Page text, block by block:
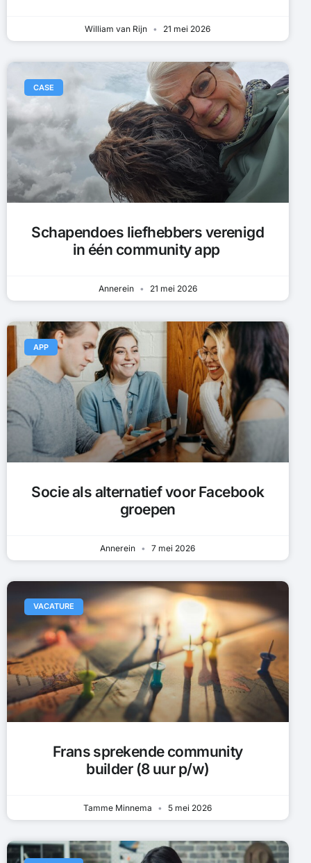
William van Rijn 21 mei 2026
CASE
Schapendoes liefhebbers verenigd
in één community app
Annerein 21 mei 2026
APP
Socie als alternatief voor Facebook
groepen
Annerein 7 mei 2026
VACATURE
Frans sprekende community
builder (8 uur p/w)
Tamme Minnema 5 mei 2026